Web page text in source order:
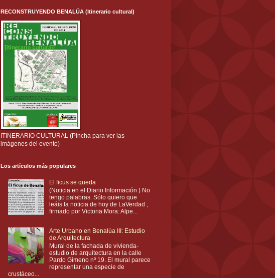
RECONSTRUYENDO BENALÚA (Itinerario cultural)
ITINERARIO CULTURAL (Pincha para ver las
imágenes del evento)
Los artículos más populares
El ficus se queda
(Noticia en el Diario Información ) No
tengo palabras. Sólo quiero que
leáis la noticia de hoy de LaVerdad ,
firmado por Victoria Mora: Alpe...
Arte Urbano en Benalúa III: Estudio
de Arquitectura
Mural de la fachada de vivienda-
estudio de arquitectura en la calle
Pardo Gimeno nº 19. El mural parece
representar una especie de
crustáceo...